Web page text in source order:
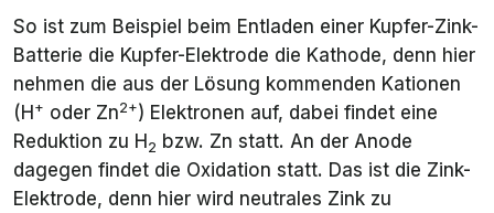
So ist zum Beispiel beim Entladen einer Kupfer-Zink-
Batterie die Kupfer-Elektrode die Kathode, denn hier
nehmen die aus der Lösung kommenden Kationen
(H + oder Zn2+) Elektronen auf, dabei findet eine
Reduktion zu H 2 bzw. Zn statt. An der Anode
dagegen findet die Oxidation statt. Das ist die Zink-
Elektrode, denn hier wird neutrales Zink zu